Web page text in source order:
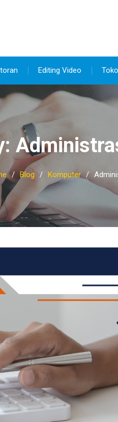
Editing Video
Blog Komputer